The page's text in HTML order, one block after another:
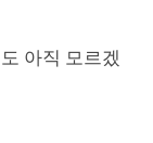
아직 모르겠